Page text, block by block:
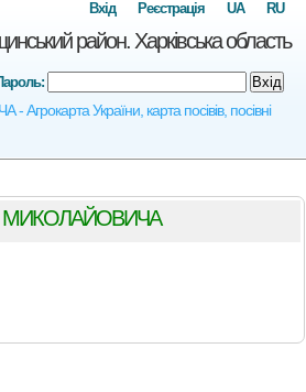
район. Харківська область
України, карта посівів, посівні
RU
UA
Реєстрація
Вхід
Вхід
МИКОЛАЙОВИЧА